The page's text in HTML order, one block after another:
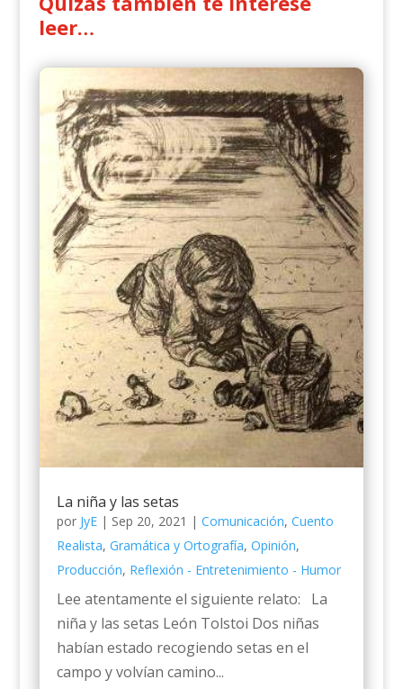
leer…
La niña y las setas
por JyE| Sep 20, 2021 | Comunicación, Cuento
Realista, Gramática y Ortografía, Opinión,
Producción, Reflexión - Entretenimiento - Humor
Lee atentamente el siguiente relato: La
niña y las setas León Tolstoi Dos niñas
habían estado recogiendo setas en el
campo y volvían camino...